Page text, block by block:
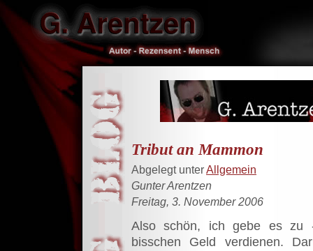
Tribut an Mammon
Abgelegt unterAllgemein
Gunter Arentzen
Freitag, 3. November 2006
Also schön, ich gebe es zu
bisschen Geld verdienen.